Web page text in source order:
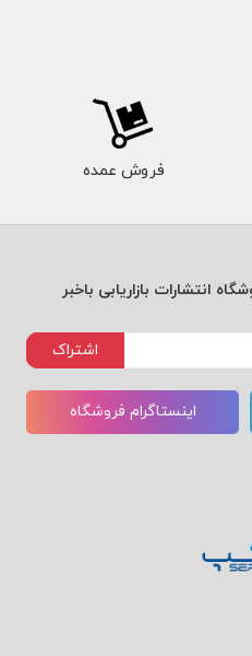
فروش عمده
انتشارات بازاریابی باخبر
اشتراک
اینستاگرام فروشگاه